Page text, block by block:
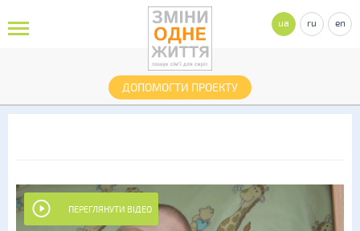
ДОПОМОГТИ ПРОЕКТУ
ua ru en
ПЕРЕГЛЯНУТИ ВІДЕО